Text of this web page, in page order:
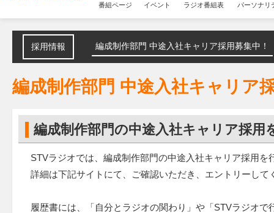
ュ
ー
番組ページ イベント ラジオ番組表 パーソナリ
採用情報 編成制作部門 中途入社キャリア採用募集中！
編成制作部門 中途入社キャリア
編成制作部門の中途入社キャリア採用
STVラジオでは、編成制作部門の中途入社キャリア採用を
詳細は下記サイトにて、ご確認いただき、エントリーして
履歴書には、「自分とラジオの関わり」や「STVラジオ